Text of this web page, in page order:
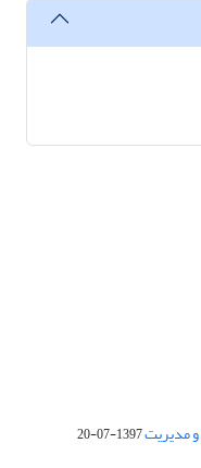
مدیریت1397-07-20